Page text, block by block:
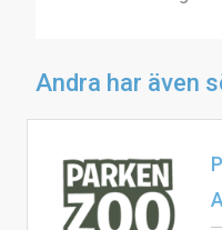
Andra har även